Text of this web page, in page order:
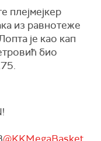
плејмејкер
из равнотеже
је као кап
био